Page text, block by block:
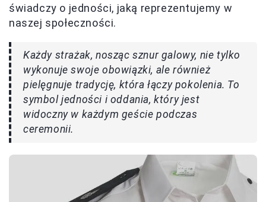
świadczy o jedności, jaką reprezentujemy w
naszej społeczności.
Każdy strażak, nosząc sznur galowy, nie tylko
wykonuje swoje obowiązki, ale również
pielęgnuje tradycję, która łączy pokolenia. To
symbol jedności i oddania, który jest
widoczny w każdym geście podczas
ceremonii.